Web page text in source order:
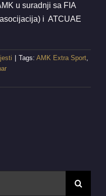
u suradnji sa FIA
i ATCUAE
Tags: AMK Extra Sport